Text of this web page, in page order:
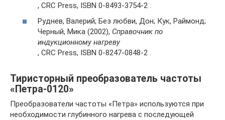
, CRC Press, ISBN 0-8493-3754-2 .
Руднев, Валерий; Без любви, Дон; Кук, Раймонд;
Черный, Мика (2002), Справочник по
индукционному нагреву
, CRC Press, ISBN 0-8247-0848-2 .
Тиристорный преобразователь частоты
«Петра-0120»
Преобразователи частоты «Петра» используются при
необходимости глубинного нагрева с последующей